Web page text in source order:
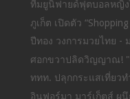
ทีมยูนิฟายด์ฟุตบอลหญิง
ภูเก็ต เปิดตัว
ปีทอง วงการมวยไทย -
ศอกขวาปลิดวิญญาณ! "
ททท. ปลุกกระแสเที่ยวท
อินฟอร์มา มาร์เก็ตส์ ผ